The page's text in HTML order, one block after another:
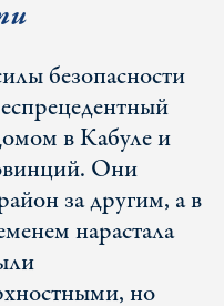
безопасности
в Кабуле и
Они
за другим, а в
нарастала
но